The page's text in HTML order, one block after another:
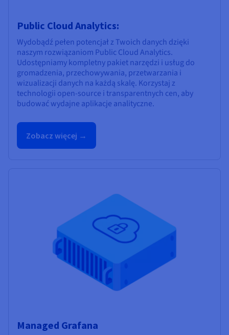
Public Cloud Analytics:
Wydobądź pełen potencjał z Twoich danych dzięki
naszym rozwiązaniom Public Cloud Analytics.
Udostępniamy kompletny pakiet narzędzi i usług do
gromadzenia, przechowywania, przetwarzania i
wizualizacji danych na każdą skalę. Korzystaj z
technologii open-source i transparentnych cen, aby
budować wydajne aplikacje analityczne.
Zobacz więcej →
Managed Grafana